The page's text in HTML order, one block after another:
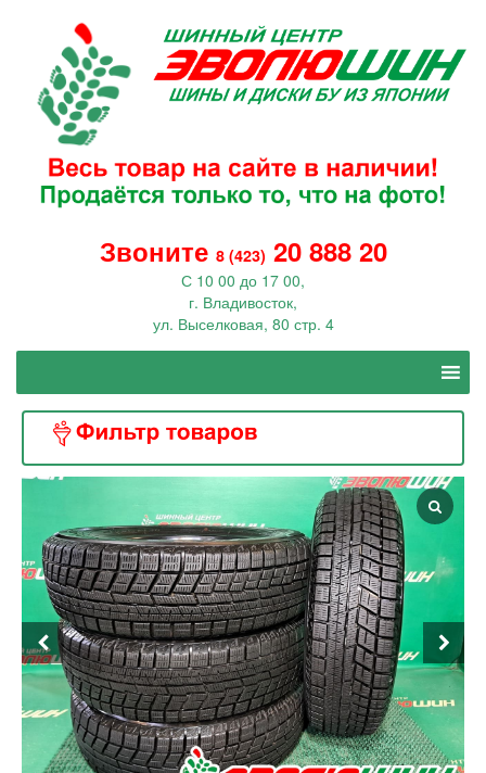
Звоните 8 (423) 20 888 20
С 10 00 до 17 00,
г. Владивосток,
ул. Выселковая, 80 стр. 4